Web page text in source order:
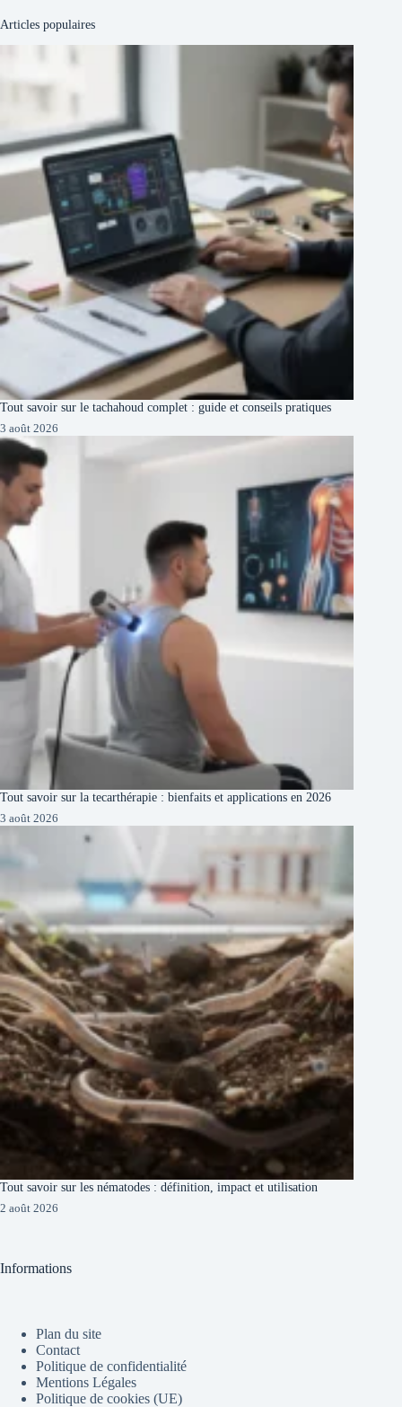
Articles populaires
Tout savoir sur le tachahoud complet : guide et conseils pratiques
3 août 2026
Tout savoir sur la tecarthérapie : bienfaits et applications en 2026
3 août 2026
Tout savoir sur les nématodes : définition, impact et utilisation
2 août 2026
Informations
Plan du site
Contact
Politique de confidentialité
Mentions Légales
Politique de cookies (UE)